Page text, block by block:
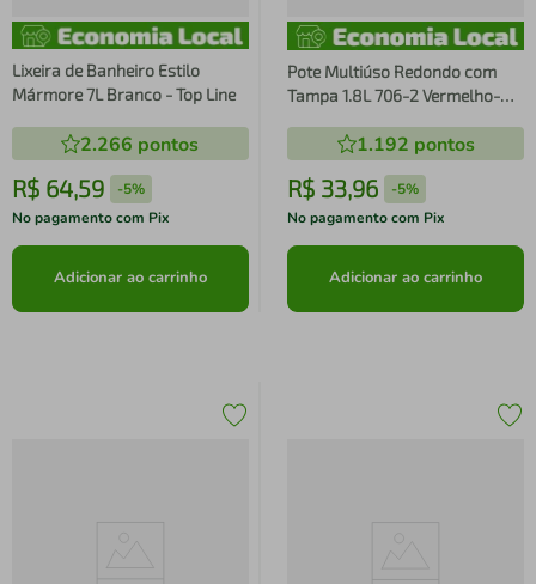
Lixeira de Banheiro Estilo
Mármore 7L Branco - Top Line
2.266 pontos
R$ 64,59 -5%
No pagamento com Pix
Adicionar ao carrinho
Pote Multiúso Redondo com
Tampa 1.8L 706-2 Vermelho-
1.192 pontos
R$ 33,96 -5%
No pagamento com Pix
Adicionar ao carrinho